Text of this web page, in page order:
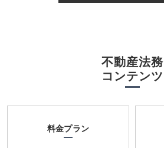
不動産法務
コンテンツ
料金プラン